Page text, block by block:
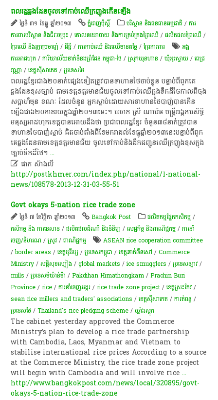
ពល​​រដ្ឋ​ឆ្លង​ដែន​​ចូល​​ទៅ​កាប់​​ឈើ​​ក្រញូង​​កើន​​ឡើង​
ថ្ងៃទី ៣១ ខែធ្នូ ឆ្នាំ២០១៣ ភ្នំពេញប៉ុស្តិ៍ បរិស្ថាន និងធនធានធម្មជាតិ /ការ
ការពារបរិស្ថាន និងជីវៈចម្រុះ /គោលនយោបាយ និងការគ្រប់គ្រងព្រៃឈើ /​ផលិតផល​ព្រៃឈើ​ /
ព្រៃឈើ និងរុក្ខាប្រមាញ់ /ដីធ្លី /ការកាប់​ឈើ និង​ឈើ​មានតម្លៃ​ /ព្រៃការពារ
អង្គ
ការអាដហុក /ការិយាល័យនាក់​ទំនង​ព្រំដែន កម្ពុជា‑ថៃ /ស្រុកឃុនហាន /ឃុំអូរស្វាយ /ពេជ្រ
វណ្ណា /ខេត្តស៊ីសាកេត /ប្រទេសថៃ
ពលរដ្ឋខ្មែរជាង២០នាក់ផ្សេងទៀតត្រូវបានទាហានថៃចាប់ខ្លួន​ បន្ទាប់ពីពួក​គេ
ឆ្លងដែន​ខុសច្បាប់ តាមខេត្តឧត្តរមានជ័យចូលទៅកាប់ឈើក្នុងទឹកដីថៃកាលពីចុង
សប្តាហ៏មុន ខណៈ ដែលចំនួន អ្នកស្លាប់ដោយសារទាហានថៃបាញ់បានកើន
ឡើង​ជាង២០ភាគ​រយ​ក្នុងឆ្នាំ២០១៣នេះ។ លោក ស្រី ណារ៉េន មន្ត្រីអង្គការសិទ្ធិ
មនុស្សអាដហុកខេត្តបានអោយដឹងថា ប្រជា​ពល​រដ្ឋ​ខ្មែរ​ ​ចំនួន៣៨នាក់ត្រូវបាន
ទាហានថៃបាញ់ស្លាប់ គិតចាប់តាំងពីខែមករាដល់​ខែធ្នូ​ឆ្នាំ​២០១៣​នេះ​​បន្ទាប់ពីពួក
គេឆ្លងដែនតាមខេត្តឧត្តរមានជ័យ ចូលទៅ​កាប់និង​ដឹក​ជញ្ជូនឈើ​ក្រញូងខុសក្នុង
ច្បាប់ទឹកដីថៃ។...
 ផាក ស៊ាងលី
http://postkhmer.com/index.php/national/1-national-
news/108578-2013-12-31-03-55-51
Govt okays 5-nation rice trade zone
ថ្ងៃទី ៧ ខែវិច្ឆិកា ឆ្នាំ២០១៣ Bangkok Post ​ផលិតកម្ម​ផ្នែក​កសិកម្ម​ /
កសិកម្ម​ និង​ ការ​នេ​សាទ​ /ផលិតផលដំណាំ និងទំនិញ /សេដ្ឋកិច្ច និងពាណិជ្ជកម្ម /ការនាំ
ចេញ/នីហរណ /​ស្រូវ​ /ពាណិជ្ជកម្ម
ASEAN rice cooperation committee
/border areas /ខេត្តបុរីរម្យ /ប្រទេសកម្ពុជា /ខេត្ត​ឆាក់ឆឺនសៅ /Commerce
Ministry /សន្តិសុខ​ស្បៀង /global markets /ice smugglers /ប្រទេសឡាវ /
mills /ប្រទេសមីយ៉ាន់ម៉ា /Pakdihan Himathongkam /Prachin Buri
Province /rice /ការ​នាំ​ចេញ​អង្ករ /rice trade zone project /ខេត្ត​ស្រះកែវ/
sean rice millers and traders' associations /ខេត្តស៊ីសាកេត /ការត់ពន្ធ /
ប្រទេសថៃ /Thailand's rice pledging scheme /ឃ្លាំង​ស្តុក​
The cabinet yesterday approved the Commerce
Ministry’s plan to develop a rice trade partnership
with Cambodia, Laos, Myanmar and Vietnam to
stabilise international rice prices According to a source
at the Commerce Ministry, the rice trade zone project
will begin with Cambodia and will involve rice...
http://www.bangkokpost.com/news/local/320895/govt-
okays-5-nation-rice-trade-zone